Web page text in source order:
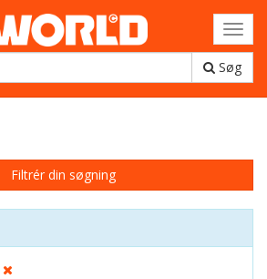
Søg
Filtrér din søgning